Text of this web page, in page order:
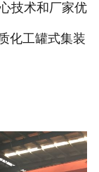
技术和厂家优
化工罐式集装